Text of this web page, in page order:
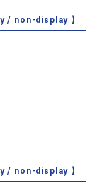
/ non-display 】
/ non-display 】